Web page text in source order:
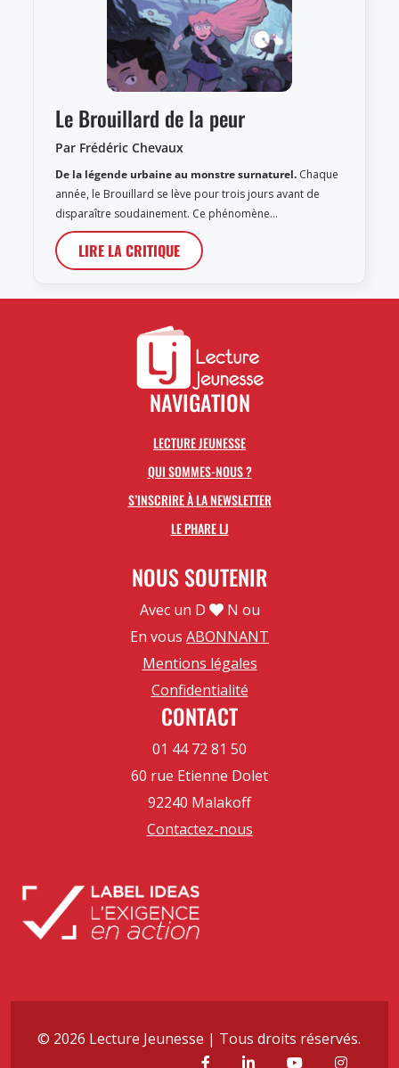
Le Brouillard de la peur
Par Frédéric Chevaux
De la légende urbaine au monstre surnaturel. Chaque
année, le Brouillard se lève pour trois jours avant de
disparaître soudainement. Ce phénomène…
LIRE LA CRITIQUE
NAVIGATION
LECTURE JEUNESSE
QUI SOMMES-NOUS ?
S’INSCRIRE À LA NEWSLETTER
LE PHARE LJ
NOUS SOUTENIR
Avec un D
N ou
En vous ABONNANT
Mentions légales
Confidentialité
CONTACT
01 44 72 81 50
60 rue Etienne Dolet
92240 Malakoff
Contactez-nous
© 2026 Lecture Jeunesse | Tous droits réservés.